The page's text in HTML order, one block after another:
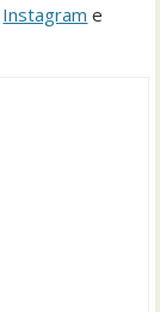
Instagram e